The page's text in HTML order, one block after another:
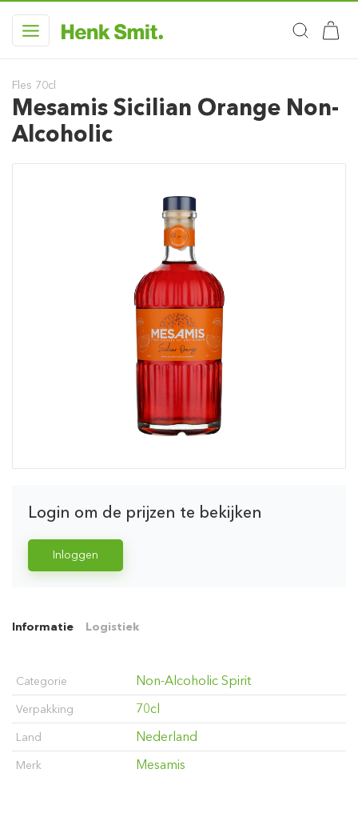
Fles 70cl
Mesamis Sicilian Orange Non-
Alcoholic
Login om de prijzen te bekijken
Inloggen
Informatie Logistiek
Categorie Non-Alcoholic Spirit
Verpakking 70cl
Land Nederland
Merk Mesamis